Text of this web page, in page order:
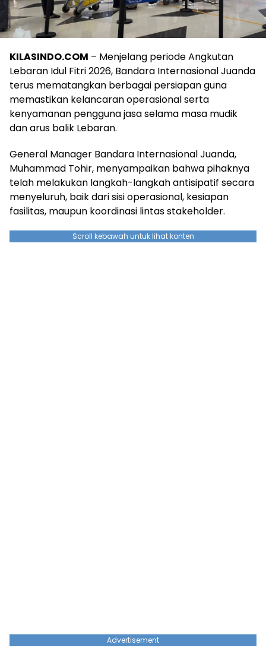
KILASINDO.COM – Menjelang periode Angkutan
Lebaran Idul Fitri 2026, Bandara Internasional Juanda
terus mematangkan berbagai persiapan guna
memastikan kelancaran operasional serta
kenyamanan pengguna jasa selama masa mudik
dan arus balik Lebaran.
General Manager Bandara Internasional Juanda,
Muhammad Tohir, menyampaikan bahwa pihaknya
telah melakukan langkah-langkah antisipatif secara
menyeluruh, baik dari sisi operasional, kesiapan
fasilitas, maupun koordinasi lintas stakeholder.
Scroll kebawah untuk lihat konten
Advertisement